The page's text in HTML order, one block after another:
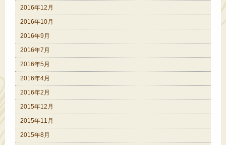
2016年12月
2016年10月
2016年9月
2016年7月
2016年5月
2016年4月
2016年2月
2015年12月
2015年11月
2015年8月